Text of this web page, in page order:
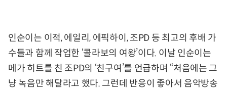
인순이는 이적, 에일리, 에픽하이, 조PD 등 최고의 후배 가
수들과 함께 작업한 ‘콜라보의 여왕’이다. 이날 인순이는
메가 히트를 친 조PD의 ‘친구여’를 언급하며 “처음에는 그
냥 녹음만 해달라고 했다. 그런데 반응이 좋아서 음악방송